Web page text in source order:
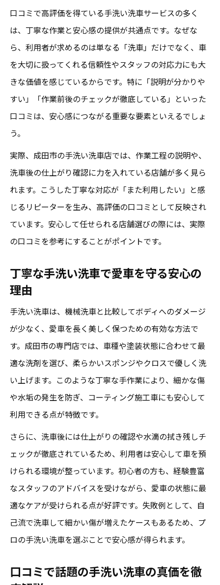
口コミで高評価を得ている手洗い洗車サービスの多く
は、丁寧な作業と安心感の提供が共通点です。なぜな
ら、利用者が求めるのは単なる「洗車」だけでなく、車
を大切に扱ってくれる信頼性やスタッフの対応力にも大
きな価値を感じているからです。特に「説明が分かりや
すい」「作業前後のチェックが徹底している」といった
口コミは、安心感につながる重要な要素といえるでしょ
う。
実際、成田市の手洗い洗車店では、作業工程の説明や、
洗車後の仕上がり確認に力を入れている店舗が多く見ら
れます。こうした丁寧な対応が「また利用したい」と感
じるリピーターを生み、高評価の口コミとして反映され
ています。安心して任せられる店舗選びの際には、実際
の口コミを参考にすることがポイントです。
丁寧な手洗い洗車で愛車を守る安心の
理由
手洗い洗車は、機械洗車と比較してボディへのダメージ
が少なく、愛車を長く美しく保つための有効な方法で
す。成田市の専門店では、車種や塗装状態に合わせて最
適な洗剤を選び、柔らかいスポンジやクロスで優しく洗
い上げます。このような丁寧な手作業により、細かな傷
や水垢の発生を防ぎ、コーティング施工車にも安心して
利用できる点が特徴です。
さらに、洗車後には仕上がりの確認や水滴の拭き残しチ
ェックが徹底されているため、利用者は安心して車を預
けられる環境が整っています。初心者の方も、経験豊富
なスタッフのアドバイスを受けながら、愛車の状態に最
適なケアが受けられる点が好評です。失敗例として、自
己流で洗車して細かい傷が増えたケースもあるため、プ
ロの手洗い洗車を選ぶことで安心感が得られます。
口コミで話題の手洗い洗車の真価を徹